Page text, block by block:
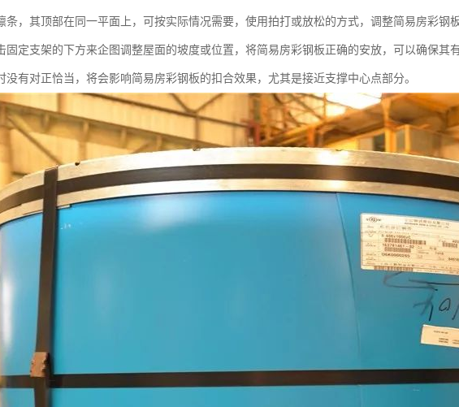
条，其顶部在同一平面上，可按实际情况需要，使用拍打或放松的方式，调整简易房彩钢
固定支架的下方来企图调整屋面的坡度或位置，将简易房彩钢板正确的安放，可以确保其
没有对正恰当，将会影响简易房彩钢板的扣合效果，尤其是接近支撑中心点部分。